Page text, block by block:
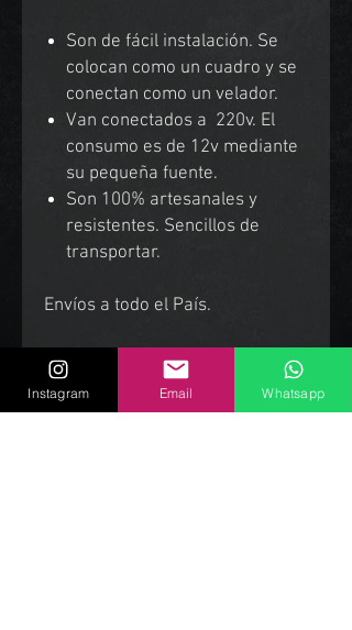
Son de fácil instalación. Se
colocan como un cuadro y se
conectan como un velador.
Van conectados a 220v. El
consumo es de 12v mediante
su pequeña fuente.
Son 100% artesanales y
resistentes. Sencillos de
transportar.
Envíos a todo el País.
Instagram Email Whatsapp